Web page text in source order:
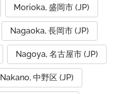
Morioka, 盛岡市 (JP)
Nagaoka, 長岡市 (JP)
Nagoya, 名古屋市 (JP)
Nakano, 中野区 (JP)